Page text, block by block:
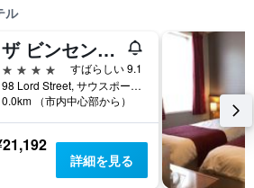
ル
ザ ビンセント ホテル
4つ星
すばらしい 9.1
98 Lord Street, サウスポート, イギリス
0.0km （市内中心部から）
詳細を見る